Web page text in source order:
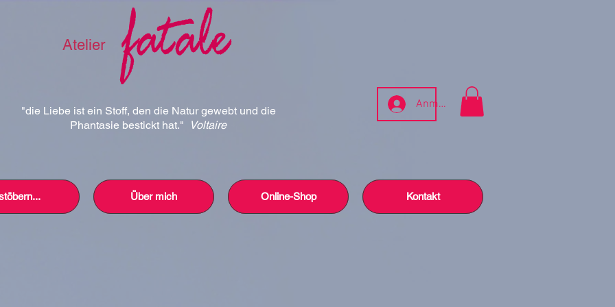
Atelier
"die Liebe ist ein Stoff, den die Natur gewebt und die
Phantasie bestickt hat."
Voltaire
Anmelden
Über mich Online-Shop Kontakt